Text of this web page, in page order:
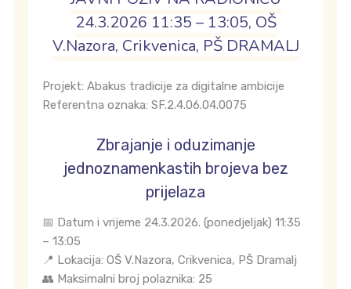
24.3.2026 11:35 – 13:05, OŠ
V.Nazora, Crikvenica, PŠ DRAMALJ
Projekt: Abakus tradicije za digitalne ambicije
Referentna oznaka: SF.2.4.06.04.0075
Zbrajanje i oduzimanje
jednoznamenkastih brojeva bez
prijelaza
📅 Datum i vrijeme 24.3.2026. (ponedjeljak) 11:35
– 13:05
📍 Lokacija: OŠ V.Nazora, Crikvenica, PŠ Dramalj
👥 Maksimalni broj polaznika: 25